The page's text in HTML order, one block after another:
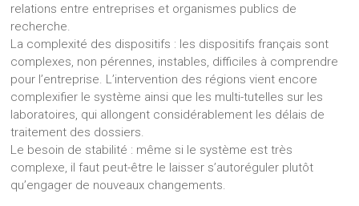
relations entre entreprises et organismes publics de
recherche.
La complexité des dispositifs : les dispositifs français sont
complexes, non pérennes, instables, difficiles à comprendre
pour l’entreprise. L’intervention des régions vient encore
complexifier le système ainsi que les multi-tutelles sur les
laboratoires, qui allongent considérablement les délais de
traitement des dossiers.
Le besoin de stabilité : même si le système est très
complexe, il faut peut-être le laisser s’autoréguler plutôt
qu’engager de nouveaux changements.